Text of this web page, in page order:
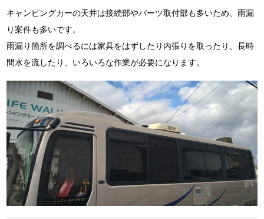
キャンピングカーの天井は接続部やパーツ取付部も多いため、雨漏
り案件も多いです。
雨漏り箇所を調べるには家具をはずしたり内張りを取ったり、長時
間水を流したり、いろいろな作業が必要になります。